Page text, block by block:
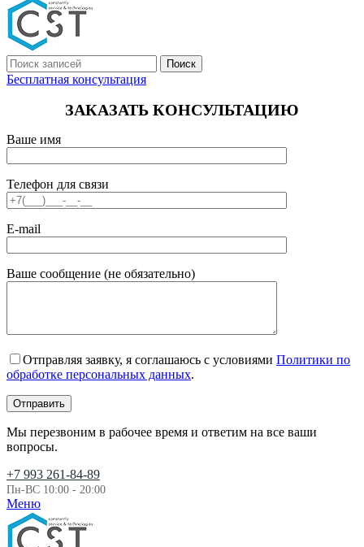
Поиск
Бесплатная консультация
ЗАКАЗАТЬ КОНСУЛЬТАЦИЮ
Ваше имя
Телефон для связи
E-mail
Ваше сообщение (не обязательно)
Отправляя заявку, я соглашаюсь с условиями Политики по
обработке персональных данных.
Мы перезвоним в рабочее время и ответим на все ваши
вопросы.
+7 993 261-84-89
Пн-ВС 10:00 - 20:00
Меню